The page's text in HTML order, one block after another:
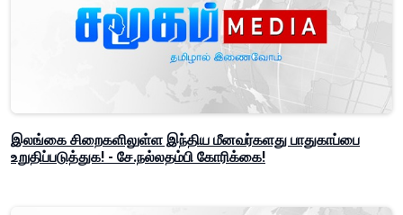
இலங்கை சிறைகளிலுள்ள இந்திய மீனவர்களது பாதுகாப்பை
உறுதிப்படுத்துக! - சே.நல்லதம்பி கோரிக்கை!